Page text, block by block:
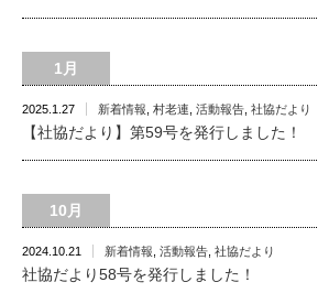
1月
2025.1.27 新着情報 村老連 活動報告 社協だより
【社協だより】第59号を発行しました！
10月
2024.10.21 新着情報 活動報告 社協だより
社協だより58号を発行しました！